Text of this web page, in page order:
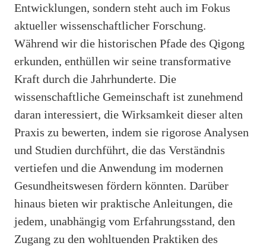
Entwicklungen, sondern steht auch im Fokus
aktueller wissenschaftlicher Forschung.
Während wir die historischen Pfade des Qigong
erkunden, enthüllen wir seine transformative
Kraft durch die Jahrhunderte. Die
wissenschaftliche Gemeinschaft ist zunehmend
daran interessiert, die Wirksamkeit dieser alten
Praxis zu bewerten, indem sie rigorose Analysen
und Studien durchführt, die das Verständnis
vertiefen und die Anwendung im modernen
Gesundheitswesen fördern könnten. Darüber
hinaus bieten wir praktische Anleitungen, die
jedem, unabhängig vom Erfahrungsstand, den
Zugang zu den wohltuenden Praktiken des